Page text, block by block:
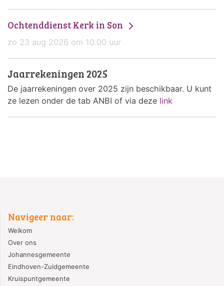
Ochtenddienst Kerk in Son
zo 23 aug 2026 om 10.00 uur
Jaarrekeningen 2025
De jaarrekeningen over 2025 zijn beschikbaar. U kunt
ze lezen onder de tab ANBI of via deze link
Navigeer naar:
Welkom
Over ons
Johannesgemeente
Eindhoven-Zuidgemeente
Kruispuntgemeente